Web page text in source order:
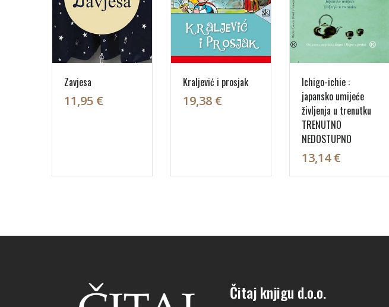
Zavjesa
11,95 €
Kraljević i prosjak
19,38 €
Ichigo-ichie :
japansko umijeće
življenja u trenutku
TRENUTNO
NEDOSTUPNO
13,14 €
Čitaj knjigu d.o.o.